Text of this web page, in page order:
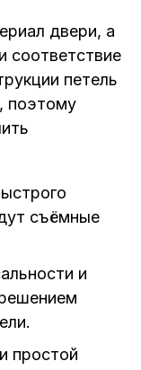
двери, а
соответствие
петель
поэтому
съёмные
и
простой